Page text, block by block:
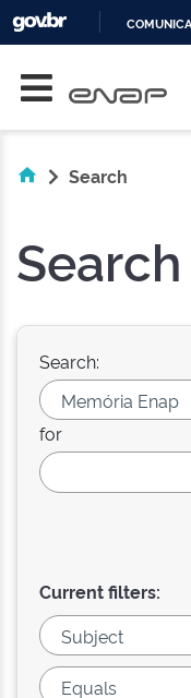
Search
Search
Search:
for
Current filters: